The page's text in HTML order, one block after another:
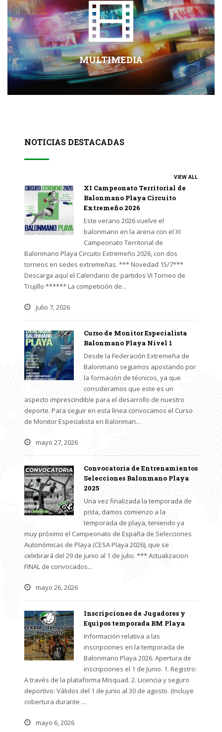
MULTIMEDIA
NOTICIAS DESTACADAS
VIEW ALL
XI Campeonato Territorial de
Balonmano Playa Circuito
Extremeño 2026
Este verano 2026 vuelve el
balonmano en la arena con el XI
Campeonato Territorial de
Balonmano Playa Circuito Extremeño 2026, con dos
torneos en sedes extremeñas. *** Novedad 15/7***
Descarga aquí el Calendario de partidos VI Torneo de
Trujillo ****** La competición de...
julio 7, 2026
Curso de Monitor Especialista
Balonmano Playa Nivel 1
Desde la Federación Extremeña de
Balonmano seguimos apostando por
la formación de técnicos, ya que
consideramos que este es un
aspecto imprescindible para el desarrollo de nuestro
deporte. Para seguir en esta línea convocamos el Curso
de Monitor Especialista en Balonman...
mayo 27, 2026
Convocatoria de Entrenamientos
Selecciones Balonmano Playa
2025
Una vez finalizada la temporada de
pista, damos comienzo a la
temporada de playa, teniendo ya
muy próximo el Campeonato de España de Selecciones
Autonómicas de Playa (CESA Playa 2026), que se
celebrará del 29 de junio al 1 de julio. *** Actualizacion
FINAL de convocados...
mayo 26, 2026
Inscripciones de Jugadores y
Equipos temporada BM Playa
Información relativa a las
inscripciones en la temporada de
Balonmano Playa 2026. Apertura de
inscripciones el 1 de Junio. 1. Registro:
A través de la plataforma Misquad. 2. Licencia y seguro
deportivo: Válidos del 1 de junio al 30 de agosto. (Incluye
cobertura durante ...
mayo 6, 2026